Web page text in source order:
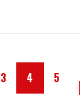
3 4 5